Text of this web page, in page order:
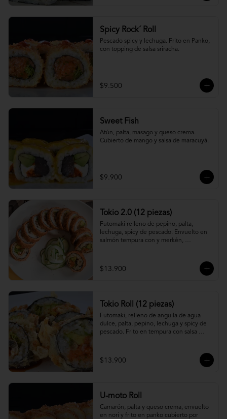
Spicy Rock´ Roll
Pescado spicy y lechuga. Frito en Panko,
con topping de salsa sriracha.
$9.500
Sweet Fish
Atún, palta, masago y queso crema.
Cubierto de mango y salsa de maracuyá.
$9.900
Tokio 2.0 (12 piezas)
Futomaki relleno de pepino, palta,
lechuga, spicy de pescado. Envuelto en
salmón tempura con y merkén,
$13.900
Tokio Roll (12 piezas)
Futomaki, relleno de anguila de agua
dulce, palta, pepino, lechuga y spicy de
pescado. Frito en tempura con salsa
$13.900
U-moto Roll
Camarón, palta y queso crema, envuelto
en nori y frito en panko cubierto por